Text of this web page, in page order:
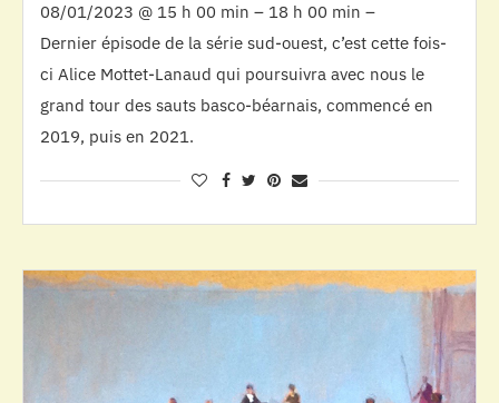
08/01/2023 @ 15 h 00 min – 18 h 00 min –
Dernier épisode de la série sud-ouest, c’est cette fois-
ci Alice Mottet-Lanaud qui poursuivra avec nous le
grand tour des sauts basco-béarnais, commencé en
2019, puis en 2021.